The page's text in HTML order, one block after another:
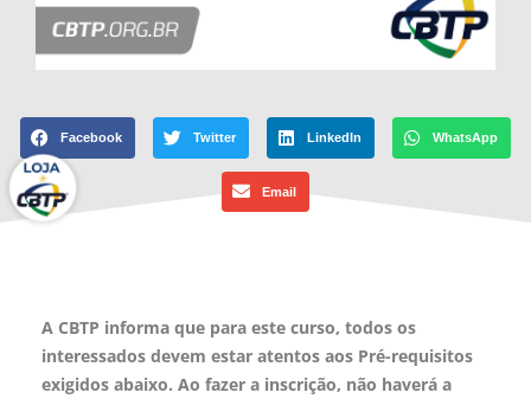
Facebook Twitter LinkedIn WhatsApp
Email
A CBTP informa que para este curso, todos os
interessados devem estar atentos aos Pré-requisitos
exigidos abaixo. Ao fazer a inscrição, não haverá a